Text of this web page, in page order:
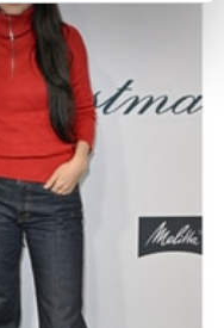
identifizieren
persönlichen Daten
Präferenzen im
und Anzeigen zu
Medien anbieten
Website zu
zu Ihrer
Partner für
weiter. Unsere